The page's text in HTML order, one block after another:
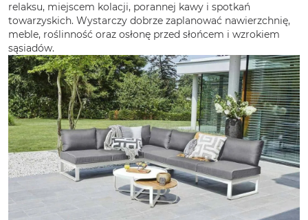
relaksu, miejscem kolacji, porannej kawy i spotkań
towarzyskich. Wystarczy dobrze zaplanować nawierzchnię,
meble, roślinność oraz osłonę przed słońcem i wzrokiem
sąsiadów.